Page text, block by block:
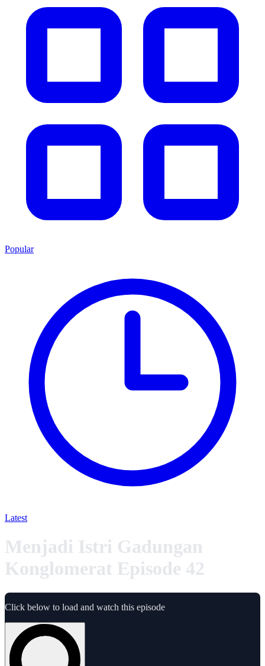
Popular
Latest
Menjadi Istri Gadungan
Konglomerat Episode 42
Click below to load and watch this episode